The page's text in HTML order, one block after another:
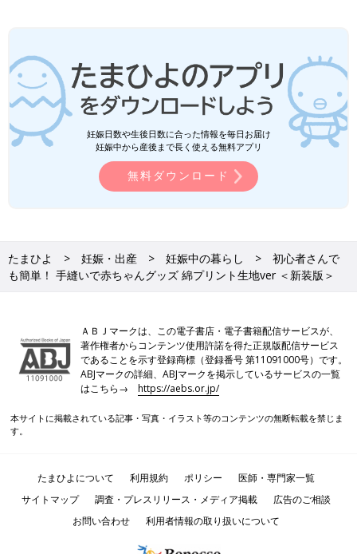
妊娠日数や生後日数に合った情報を毎日お届け
妊娠中から産後まで長く使える無料アプリ
無料ダウンロード
たまひよ 妊娠・出産 妊娠中の暮らし
初心者さんで
も簡単！ 手縫いで赤ちゃんグッズ 綿プリント生地ver ＜新装版＞
ＡＢＪマークは、この電子書店・電子書籍配信サービスが、
著作権者からコンテンツ使用許諾を得た正規版配信サービス
であることを示す登録商標（登録番号 第11091000号）です。
ABJマークの詳細、ABJマークを掲示しているサービスの一覧
はこちら→https://aebs.or.jp/
本サイトに掲載されている記事・写真・イラスト等のコンテンツの無断転載を禁じま
す。
たまひよについて 利用規約 ポリシー
医師・専門家一覧
サイトマップ
調査・プレスリリース・メディア掲載
広告のご相談
お問い合わせ
利用者情報の取り扱いについて